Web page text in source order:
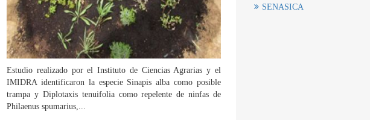
Estudio realizado por el Instituto de Ciencias Agrarias y el
IMIDRA identificaron la especie Sinapis alba como posible
trampa y Diplotaxis tenuifolia como repelente de ninfas de
Philaenus spumarius,...
SENASICA